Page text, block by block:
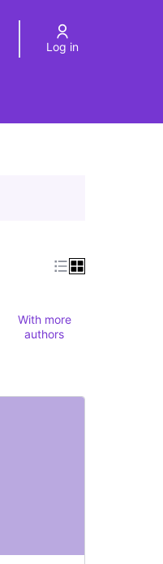
Log in
With more
authors